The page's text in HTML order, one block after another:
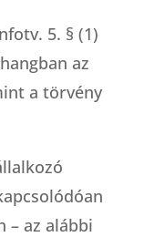
5. § (1)
az
a törvény
– az alábbi